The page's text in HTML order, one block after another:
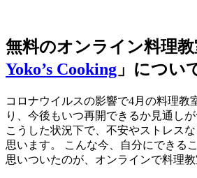
無料のオンライン料理教
Yoko’s Cooking 」につい
コロナウイルスの影響で4月の料理教
り、今後もいつ再開できるか見通し
こうした状況下で、不安やストレス
思います。 こんな今、自分にできる
思いついたのが、オンラインで料理教